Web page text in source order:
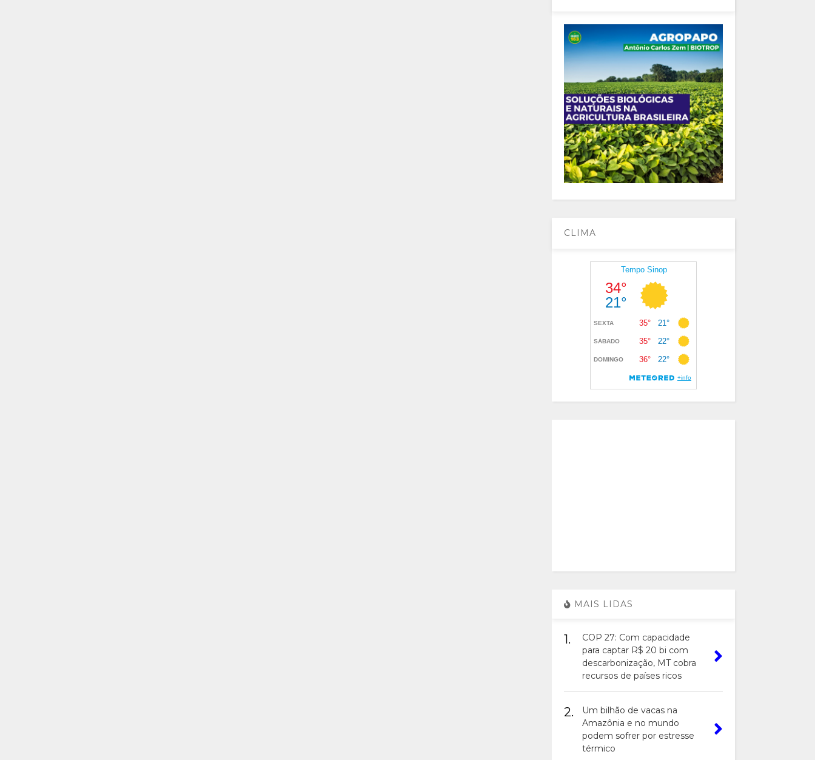
CLIMA
MAIS LIDAS
1.
COP 27: Com capacidade
para captar R$ 20 bi com
descarbonização, MT cobra
recursos de países ricos
2.
Um bilhão de vacas na
Amazônia e no mundo
podem sofrer por estresse
térmico